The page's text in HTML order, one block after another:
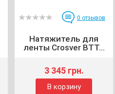
0 отзывов
Натяжитель для
ленты Crosver BTT...
3 345 грн.
В корзину